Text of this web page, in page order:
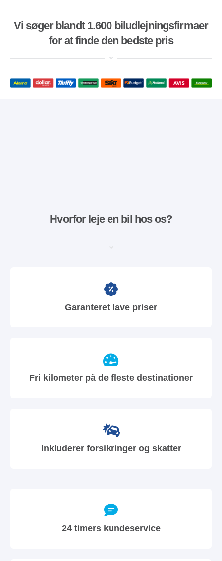
Vi søger blandt 1.600 biludlejningsfirmaer
for at finde den bedste pris
Hvorfor leje en bil hos os?
Garanteret lave priser
Fri kilometer på de fleste destinationer
Inkluderer forsikringer og skatter
24 timers kundeservice